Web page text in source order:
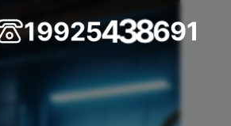
19925438691